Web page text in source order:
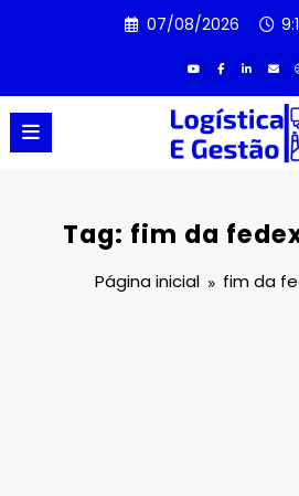
07/08/2026
Tag: fim da
Página inicial fim da